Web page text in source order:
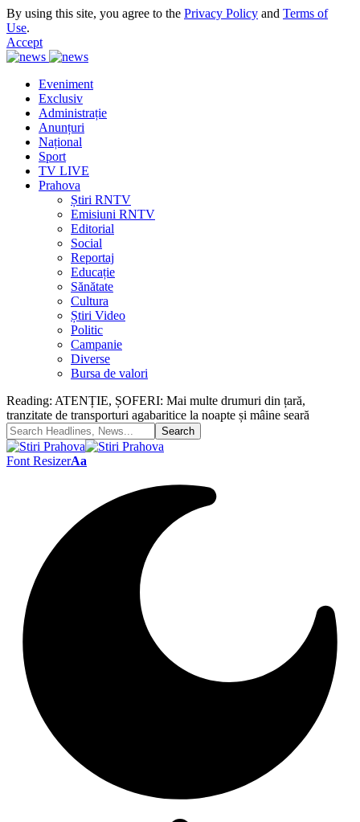
By using this site, you agree to the Privacy Policy and Terms of
Use.
Accept
Eveniment
Exclusiv
Administrație
Anunțuri
Național
Sport
TV LIVE
Prahova
Știri RNTV
Emisiuni RNTV
Editorial
Social
Reportaj
Educație
Sănătate
Cultura
Știri Video
Politic
Campanie
Diverse
Bursa de valori
Reading: ATENȚIE, ȘOFERI: Mai multe drumuri din țară,
tranzitate de transporturi agabaritice la noapte și mâine seară
Font ResizerAa